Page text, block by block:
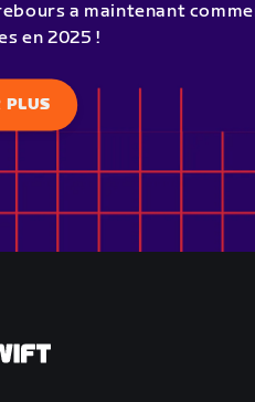
a maintenant
en 2025 !
PLUS